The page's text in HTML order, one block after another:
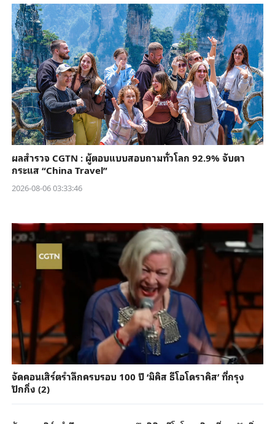
ผลสำรวจ CGTN : ผู้ตอบแบบสอบถามทั่วโลก 92.9% จับตา
กระแส “China Travel”
2026-08-06 03:33:46
จัดคอนเสิร์ตรำลึกครบรอบ 100 ปี ‘มิคิส ธีโอโดราคิส’ ที่กรุง
ปักกิ่ง (2)